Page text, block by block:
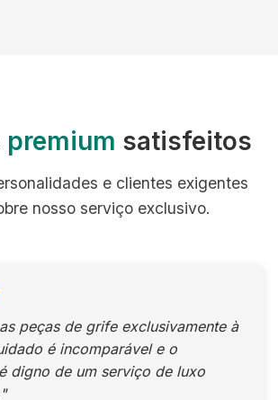
premium satisfeitos
e clientes exigentes
nosso serviço exclusivo.
peças de grife exclusivamente à
é incomparável e o
digno de um serviço de luxo